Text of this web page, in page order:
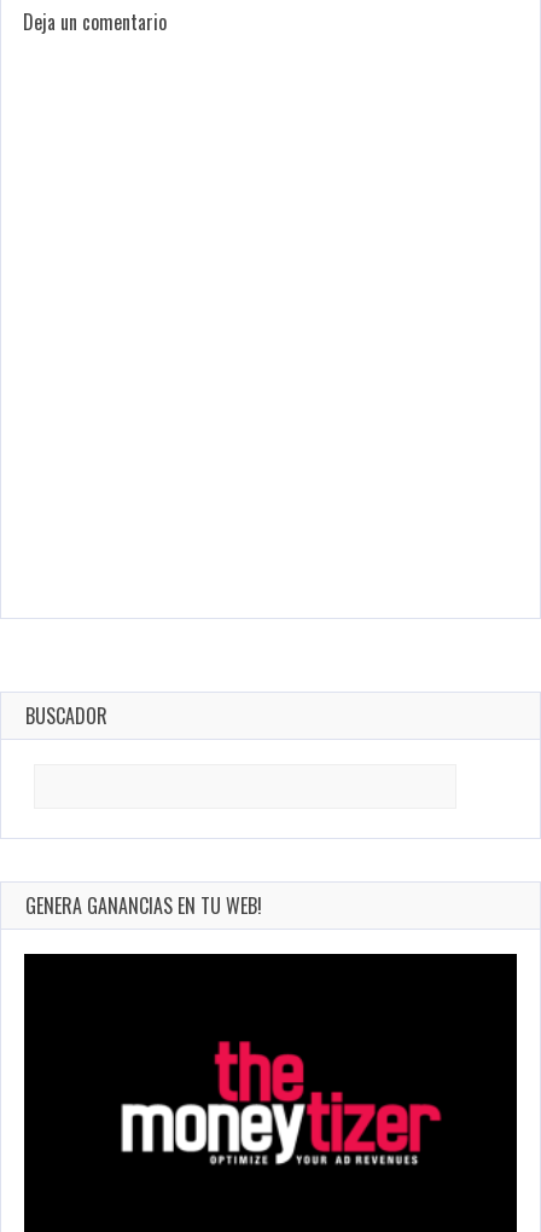
Deja un comentario
BUSCADOR
GENERA GANANCIAS EN TU WEB!